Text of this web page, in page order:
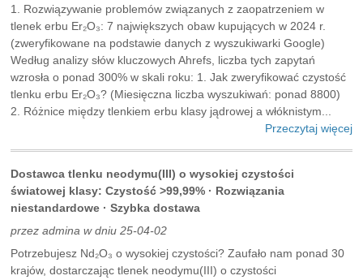
1. Rozwiązywanie problemów związanych z zaopatrzeniem w
tlenek erbu Er₂O₃: 7 największych obaw kupujących w 2024 r.
(zweryfikowane na podstawie danych z wyszukiwarki Google)
Według analizy słów kluczowych Ahrefs, liczba tych zapytań
wzrosła o ponad 300% w skali roku: 1. Jak zweryfikować czystość
tlenku erbu Er₂O₃? (Miesięczna liczba wyszukiwań: ponad 8800)
2. Różnice między tlenkiem erbu klasy jądrowej a włóknistym...
Przeczytaj więcej
Dostawca tlenku neodymu(III) o wysokiej czystości
światowej klasy: Czystość >99,99% · Rozwiązania
niestandardowe · Szybka dostawa
przez admina w dniu 25-04-02
Potrzebujesz Nd₂O₃ o wysokiej czystości? Zaufało nam ponad 30
krajów, dostarczając tlenek neodymu(III) o czystości